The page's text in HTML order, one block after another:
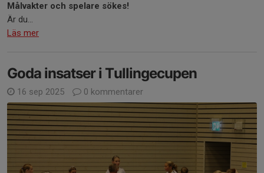
Målvakter och spelare sökes!
Är du...
Läs mer
Goda insatser i Tullingecupen
16 sep 2025 0 kommentarer